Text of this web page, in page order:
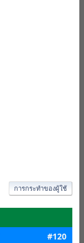
การกระทำของผู้ใช้
#120